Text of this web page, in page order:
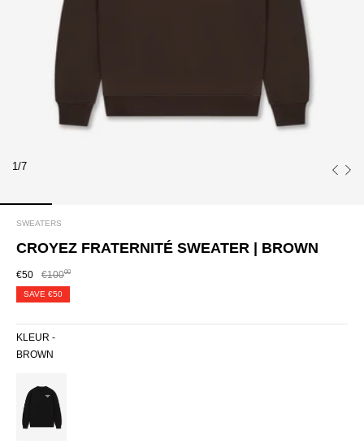
1/7
SWEATERS
CROYEZ FRATERNITÉ SWEATER | BROWN
€50 €10000
SAVE €50
KLEUR -
BROWN
BLACK